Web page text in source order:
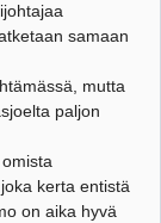
samaan
mutta
paljon
kerta entistä
on aika hyvä